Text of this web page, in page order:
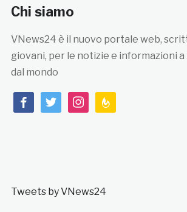
Chi siamo
VNews24 è il nuovo portale web,
giovani, per le notizie e informazioni a
dal mondo
facebooktwitterinstagramfeedburner
Tweets by VNews24